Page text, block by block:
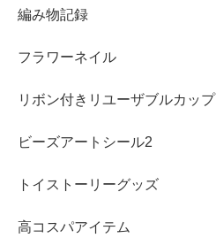
編み物記録
フラワーネイル
リボン付きリユーザブルカップ
ビーズアートシール2
トイストーリーグッズ
高コスパアイテム